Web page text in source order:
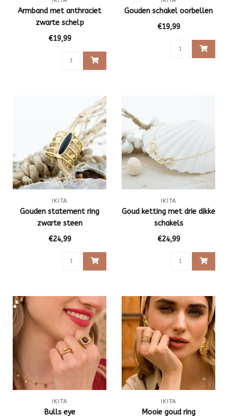
Armband met anthraciet
zwarte schelp
€19,99
Gouden schakel oorbellen
€19,99
IKITA
Gouden statement ring
zwarte steen
€24,99
IKITA
Goud ketting met drie dikke
schakels
€24,99
IKITA
Bulls eye
IKITA
Mooie goud ring